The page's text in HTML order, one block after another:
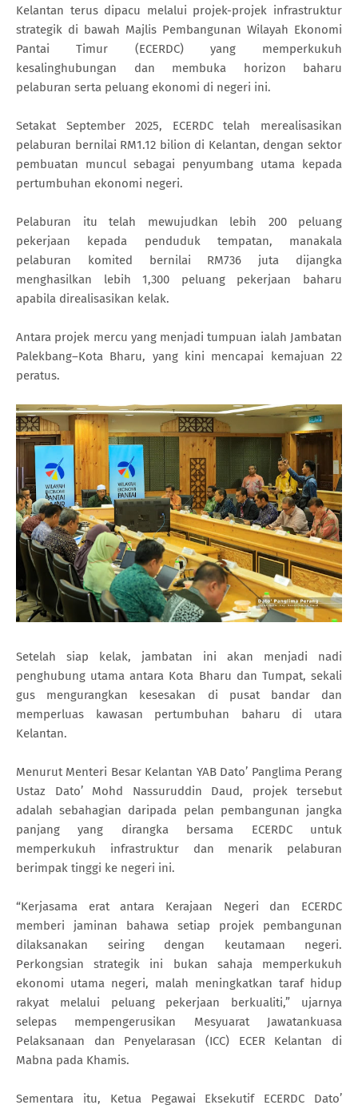
Kelantan terus dipacu melalui projek-projek infrastruktur
strategik di bawah Majlis Pembangunan Wilayah Ekonomi
Pantai Timur (ECERDC) yang memperkukuh
kesalinghubungan dan membuka horizon baharu
pelaburan serta peluang ekonomi di negeri ini.
Setakat September 2025, ECERDC telah merealisasikan
pelaburan bernilai RM1.12 bilion di Kelantan, dengan sektor
pembuatan muncul sebagai penyumbang utama kepada
pertumbuhan ekonomi negeri.
Pelaburan itu telah mewujudkan lebih 200 peluang
pekerjaan kepada penduduk tempatan, manakala
pelaburan komited bernilai RM736 juta dijangka
menghasilkan lebih 1,300 peluang pekerjaan baharu
apabila direalisasikan kelak.
Antara projek mercu yang menjadi tumpuan ialah Jambatan
Palekbang–Kota Bharu, yang kini mencapai kemajuan 22
peratus.
Setelah siap kelak, jambatan ini akan menjadi nadi
penghubung utama antara Kota Bharu dan Tumpat, sekali
gus mengurangkan kesesakan di pusat bandar dan
memperluas kawasan pertumbuhan baharu di utara
Kelantan.
Menurut Menteri Besar Kelantan YAB Dato’ Panglima Perang
Ustaz Dato’ Mohd Nassuruddin Daud, projek tersebut
adalah sebahagian daripada pelan pembangunan jangka
panjang yang dirangka bersama ECERDC untuk
memperkukuh infrastruktur dan menarik pelaburan
berimpak tinggi ke negeri ini.
“Kerjasama erat antara Kerajaan Negeri dan ECERDC
memberi jaminan bahawa setiap projek pembangunan
dilaksanakan seiring dengan keutamaan negeri.
Perkongsian strategik ini bukan sahaja memperkukuh
ekonomi utama negeri, malah meningkatkan taraf hidup
rakyat melalui peluang pekerjaan berkualiti,” ujarnya
selepas mempengerusikan Mesyuarat Jawatankuasa
Pelaksanaan dan Penyelarasan (ICC) ECER Kelantan di
Mabna pada Khamis.
Sementara itu, Ketua Pegawai Eksekutif ECERDC Dato’